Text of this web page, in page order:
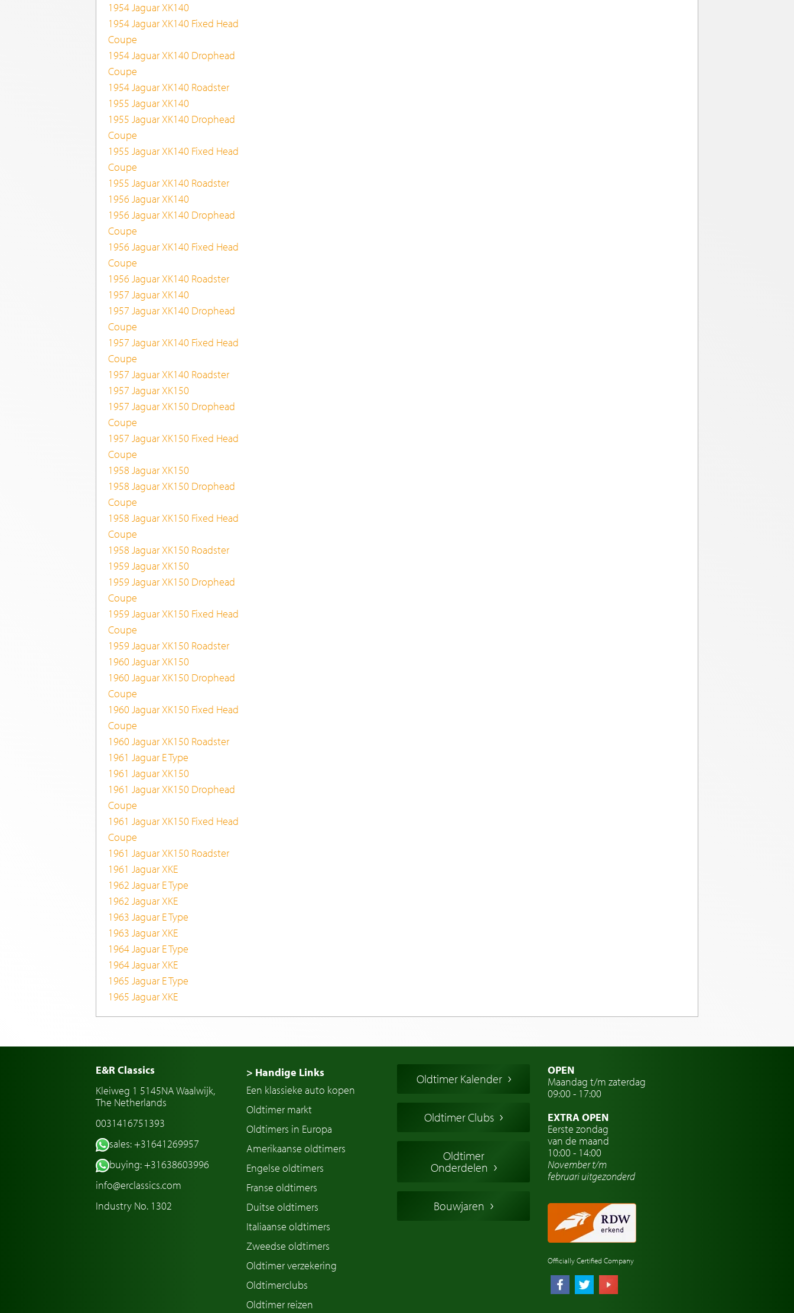
1954 Jaguar XK140
1954 Jaguar XK140 Fixed Head
Coupe
1954 Jaguar XK140 Drophead
Coupe
1954 Jaguar XK140 Roadster
1955 Jaguar XK140
1955 Jaguar XK140 Drophead
Coupe
1955 Jaguar XK140 Fixed Head
Coupe
1955 Jaguar XK140 Roadster
1956 Jaguar XK140
1956 Jaguar XK140 Drophead
Coupe
1956 Jaguar XK140 Fixed Head
Coupe
1956 Jaguar XK140 Roadster
1957 Jaguar XK140
1957 Jaguar XK140 Drophead
Coupe
1957 Jaguar XK140 Fixed Head
Coupe
1957 Jaguar XK140 Roadster
1957 Jaguar XK150
1957 Jaguar XK150 Drophead
Coupe
1957 Jaguar XK150 Fixed Head
Coupe
1958 Jaguar XK150
1958 Jaguar XK150 Drophead
Coupe
1958 Jaguar XK150 Fixed Head
Coupe
1958 Jaguar XK150 Roadster
1959 Jaguar XK150
1959 Jaguar XK150 Drophead
Coupe
1959 Jaguar XK150 Fixed Head
Coupe
1959 Jaguar XK150 Roadster
1960 Jaguar XK150
1960 Jaguar XK150 Drophead
Coupe
1960 Jaguar XK150 Fixed Head
Coupe
1960 Jaguar XK150 Roadster
1961 Jaguar E Type
1961 Jaguar XK150
1961 Jaguar XK150 Drophead
Coupe
1961 Jaguar XK150 Fixed Head
Coupe
1961 Jaguar XK150 Roadster
1961 Jaguar XKE
1962 Jaguar E Type
1962 Jaguar XKE
1963 Jaguar E Type
1963 Jaguar XKE
1964 Jaguar E Type
1964 Jaguar XKE
1965 Jaguar E Type
1965 Jaguar XKE
E&R Classics
Kleiweg 1 5145NA Waalwijk,
The Netherlands
0031416751393
sales: +31641269957
buying: +31638603996
info@erclassics.com
Industry No. 1302
> Handige Links
Een klassieke auto kopen
Oldtimer markt
Oldtimers in Europa
Amerikaanse oldtimers
Engelse oldtimers
Franse oldtimers
Duitse oldtimers
Italiaanse oldtimers
Zweedse oldtimers
Oldtimer verzekering
Oldtimerclubs
Oldtimer reizen
Oldtimer Kalender
Oldtimer Clubs
Oldtimer
Onderdelen
Bouwjaren
OPEN
Maandag t/m zaterdag
09:00 - 17:00
EXTRA OPEN
Eerste zondag
van de maand
10:00 - 14:00
November t/m
februariuitgezonderd
Officially Certified Company